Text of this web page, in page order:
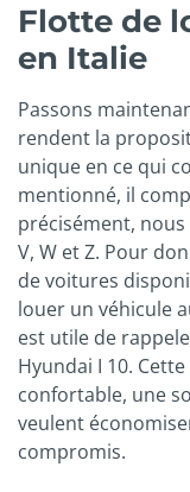
Flotte de
en Italie
Passons
rendent la
unique en ce qui
mentionné, il
précisément, nous
V, W et Z. Pour
de voitures
louer un véhicule
est utile de
Hyundai I 10.
confortable, une
veulent
compromis.